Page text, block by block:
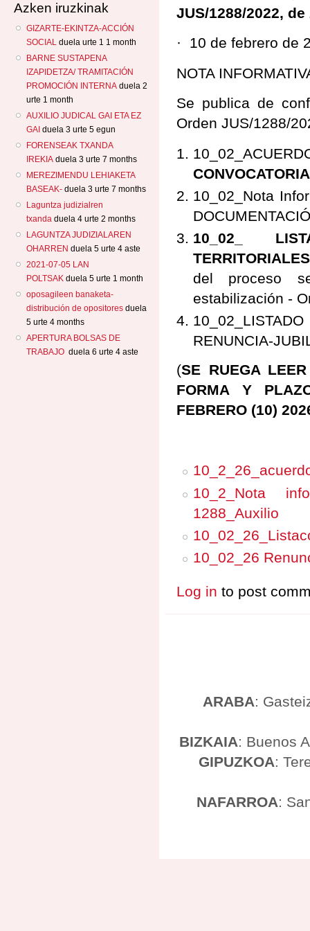
Azken iruzkinak
GIZARTE-EKINTZA-ACCIÓN
SOCIAL duela urte 1 1 month
BARNE SUSTAPENA
IZAPIDETZA/ TRAMITACIÓN
PROMOCIÓN INTERNA duela 2
urte 1 month
AUXILIO JUDICAL GAI ETA EZ
GAI duela 3 urte 5 egun
FORENSEAK TXANDA
IREKIA duela 3 urte 7 months
MEREZIMENDU LEHIAKETA
BASEAK- duela 3 urte 7 months
Laguntza judizialren
txanda duela 4 urte 2 months
LAGUNTZA JUDIZIALAREN
OHARREN duela 5 urte 4 aste
2021-07-05 LAN
POLTSAK duela 5 urte 1 month
oposagileen banaketa-
distribución de opositores duela
5 urte 4 months
APERTURA BOLSAS DE
TRABAJO duela 6 urte 4 aste
JUS/1288/2022,
· 10 de febrero de
NOTA
​Se publica de
Orden JUS/1288/
10_02_Nota
10_02_
del proceso
estabilización -
RENUNCIA-
(SE RUEGA
FORMA Y
FEBRERO (10)
10_2_Nota
1288_Auxilio
10_02_26
Log in to post
ARABA:
BIZKAIA: Buenos
GIPUZKOA:
NAFARROA: